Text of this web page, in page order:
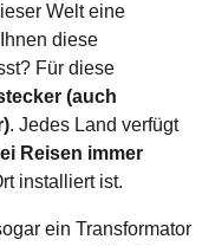
Welt eine
diese
Für diese
(auch
. Jedes Land verfügt
Reisen immer
installiert ist.
ein Transformator